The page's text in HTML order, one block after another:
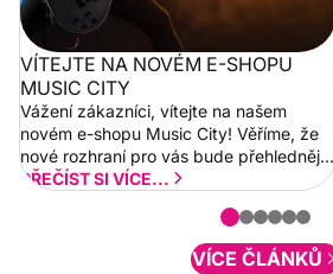
VÍTEJTE NA NOVÉM E-SHOPU
MUSIC CITY
Vážení zákazníci, vítejte na našem
novém e-shopu Music City! Věříme, že
nové rozhraní pro vás bude přehlednější
a rychlejší. Postupně budeme přidávat
PŘEČÍST SI VÍCE...
VÍCE ČLÁNKŮ